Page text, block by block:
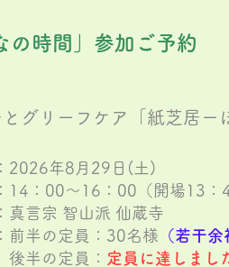
の時間」 参加ご予約
グリーフケア「紙芝居ー
2026年8月29 日(土)
：00～16：00（開場13：
言宗 智山派 仙蔵寺
半の定員：30名様 （若干
定員： 定員に達しまし